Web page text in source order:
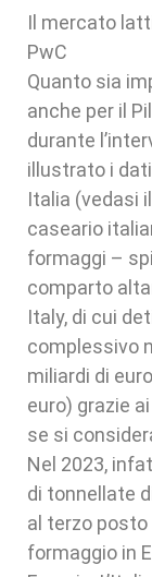
Il mercato
PwC
Quanto sia
anche per il
durante
illustrato i
Italia (vedasi
caseario
formaggi –
comparto
Italy, di cui
complessivo
miliardi di
euro) grazie
se si
Nel 2023,
di tonnellate
al terzo
formaggio in